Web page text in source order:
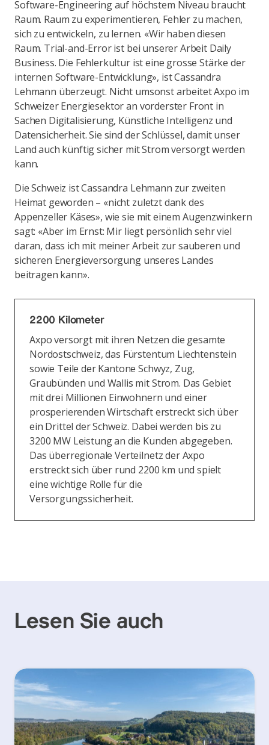
Software-Engineering auf höchstem Niveau braucht
Raum. Raum zu experimentieren, Fehler zu machen,
sich zu entwickeln, zu lernen. «Wir haben diesen
Raum. Trial-and-Error ist bei unserer Arbeit Daily
Business. Die Fehlerkultur ist eine grosse Stärke der
internen Software-Entwicklung», ist Cassandra
Lehmann überzeugt. Nicht umsonst arbeitet Axpo im
Schweizer Energiesektor an vorderster Front in
Sachen Digitalisierung, Künstliche Intelligenz und
Datensicherheit. Sie sind der Schlüssel, damit unser
Land auch künftig sicher mit Strom versorgt werden
kann.
Die Schweiz ist Cassandra Lehmann zur zweiten
Heimat geworden – «nicht zuletzt dank des
Appenzeller Käses», wie sie mit einem Augenzwinkern
sagt: «Aber im Ernst: Mir liegt persönlich sehr viel
daran, dass ich mit meiner Arbeit zur sauberen und
sicheren Energieversorgung unseres Landes
beitragen kann».
2200 Kilometer
Axpo versorgt mit ihren Netzen die gesamte
Nordostschweiz, das Fürstentum Liechtenstein
sowie Teile der Kantone Schwyz, Zug,
Graubünden und Wallis mit Strom. Das Gebiet
mit drei Millionen Einwohnern und einer
prosperierenden Wirtschaft erstreckt sich über
ein Drittel der Schweiz. Dabei werden bis zu
3200 MW Leistung an die Kunden abgegeben.
Das überregionale Verteilnetz der Axpo
erstreckt sich über rund 2200 km und spielt
eine wichtige Rolle für die
Versorgungssicherheit.
Lesen Sie auch